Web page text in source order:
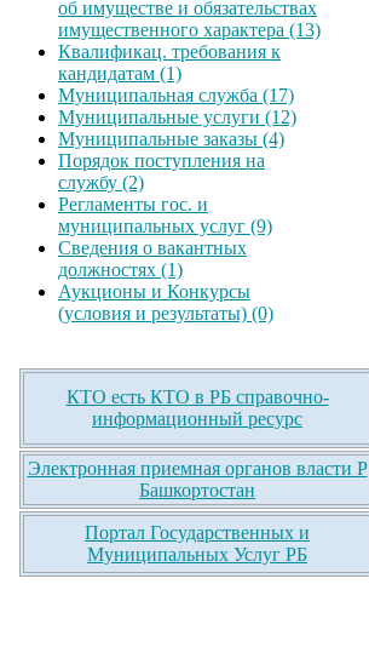
об имуществе и обязательствах
имущественного характера (13)
Квалификац. требования к
кандидатам (1)
Муниципальная служба (17)
Муниципальные услуги (12)
Муниципальные заказы (4)
Порядок поступления на
службу (2)
Регламенты гос. и
муниципальных услуг (9)
Сведения о вакантных
должностях (1)
Аукционы и Конкурсы
(условия и результаты) (0)
КТО есть КТО в РБ справочно-
информационный ресурс
Электронная приемная органов власти Р
Башкортостан
Портал Государственных и
Муниципальных Услуг РБ